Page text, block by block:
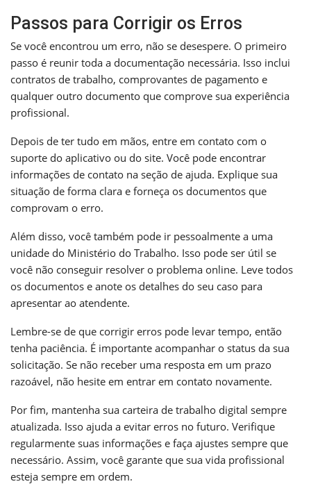
Passos para Corrigir os Erros
Se você encontrou um erro, não se desespere. O primeiro
passo é reunir toda a documentação necessária. Isso inclui
contratos de trabalho, comprovantes de pagamento e
qualquer outro documento que comprove sua experiência
profissional.
Depois de ter tudo em mãos, entre em contato com o
suporte do aplicativo ou do site. Você pode encontrar
informações de contato na seção de ajuda. Explique sua
situação de forma clara e forneça os documentos que
comprovam o erro.
Além disso, você também pode ir pessoalmente a uma
unidade do Ministério do Trabalho. Isso pode ser útil se
você não conseguir resolver o problema online. Leve todos
os documentos e anote os detalhes do seu caso para
apresentar ao atendente.
Lembre-se de que corrigir erros pode levar tempo, então
tenha paciência. É importante acompanhar o status da sua
solicitação. Se não receber uma resposta em um prazo
razoável, não hesite em entrar em contato novamente.
Por fim, mantenha sua carteira de trabalho digital sempre
atualizada. Isso ajuda a evitar erros no futuro. Verifique
regularmente suas informações e faça ajustes sempre que
necessário. Assim, você garante que sua vida profissional
esteja sempre em ordem.